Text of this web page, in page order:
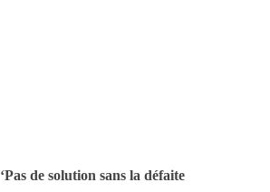
‘Pas de solution sans la défaite